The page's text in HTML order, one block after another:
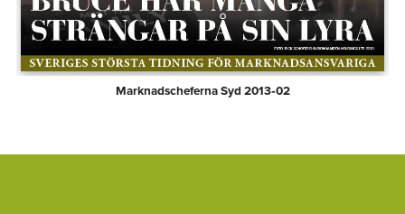
Marknadscheferna Syd 2013‑02